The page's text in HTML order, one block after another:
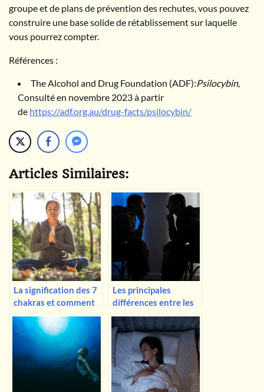
groupe et de plans de prévention des rechutes, vous pouvez
construire une base solide de rétablissement sur laquelle
vous pourrez compter.
Références :
The Alcohol and Drug Foundation (ADF):Psilocybin,
Consulté en novembre 2023 à partir
de https://adf.org.au/drug-facts/psilocybin/
Articles Similaires:
La signification des 7
chakras et comment
les débloquer ?
Les principales
différences entre les
troubles bipolaires 1
et 2